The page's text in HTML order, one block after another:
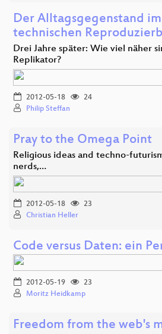
Der Alltagsgegenstand
technischen
Drei Jahre später: Wie viel näher
Replikator?
2012-05-18
24
Philip Steffan
Pray to the Omega Point
Religious ideas and techno-
nerds,…
2012-05-18
23
Christian Heller
Code versus Daten: ein
2012-05-19
23
Moritz Heidkamp
Freedom from the web's